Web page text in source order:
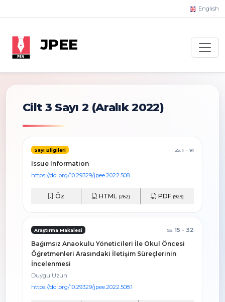
English
JPEE
Cilt 3 Sayı 2 (Aralık 2022)
Sayı Bilgileri ss. i - vi
Issue Information
https://doi.org/10.29329/jpee.2022.508
Öz HTML (262) PDF (929)
Araştırma Makalesi ss. 15 - 32
Bağımsız Anaokulu Yöneticileri İle Okul Öncesi
Öğretmenleri Arasındaki İletişim Süreçlerinin
İncelenmesi
Duygu Uzun
https://doi.org/10.29329/jpee.2022.508.1